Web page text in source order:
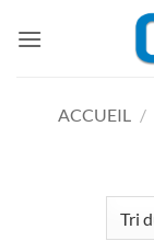
ACCUEIL /